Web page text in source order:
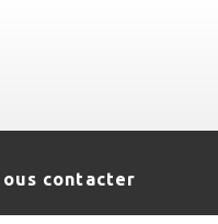
contacter